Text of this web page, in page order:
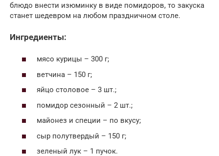
блюдо внести изюминку в виде помидоров, то закуска
станет шедевром на любом праздничном столе.
Ингредиенты:
мясо курицы – 300 г;
ветчина – 150 г;
яйцо столовое – 3 шт.;
помидор сезонный – 2 шт.;
майонез и специи – по вкусу;
сыр полутвердый – 150 г;
зеленый лук – 1 пучок.